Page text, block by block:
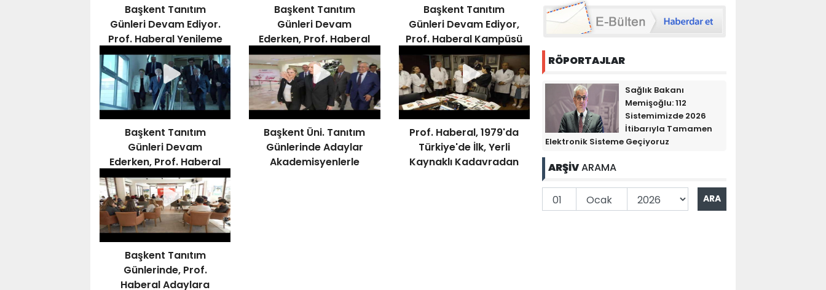
Başkent Tanıtım
Günleri Devam Ediyor.
Prof. Haberal Yenileme
Çalışmalarını Denetledi
Başkent Tanıtım
Günleri Devam
Ederken, Prof. Haberal
Kampüste
İncelemelerde Bulundu
Başkent Tanıtım
Günleri Devam Ediyor,
Prof. Haberal Kampüsü
Ziyaret Etti
Başkent Tanıtım
Günleri Devam
Ederken, Prof. Haberal
Yenileme Çalışmalarını
Denetledi
Başkent Üni. Tanıtım
Günlerinde Adaylar
Akademisyenlerle
Prof. Haberal, 1979'da
Türkiye'de İlk, Yerli
Kaynaklı Kadavradan
Başkent Tanıtım
Günlerinde, Prof.
Haberal Adaylara
RÖPORTAJLAR
Sağlık Bakanı
Memişoğlu: 112
Sistemimizde 2026
İtibarıyla Tamamen
Elektronik Sisteme Geçiyoruz
ARŞİVARAMA